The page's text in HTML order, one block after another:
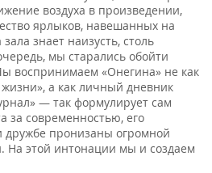
воздуха в произведении,
ярлыков, навешанных на
знает наизусть, столь
мы старались обойти
воспринимаем «Онегина» не как
а как личный дневник
— так формулирует сам
за современностью, его
пронизаны огромной
На этой интонации мы и создаем